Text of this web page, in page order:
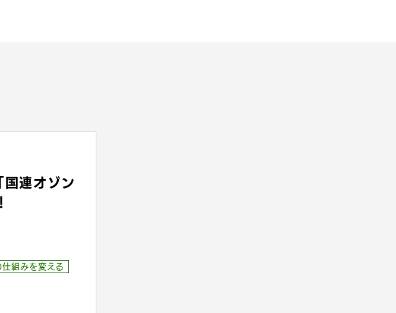
国連オゾン
組みを変える